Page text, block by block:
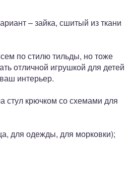
– зайка, сшитый из ткани
по стилю тильды, но тоже
отличной игрушкой для детей
интерьер.
стул крючком со схемами для
для одежды, для морковки);